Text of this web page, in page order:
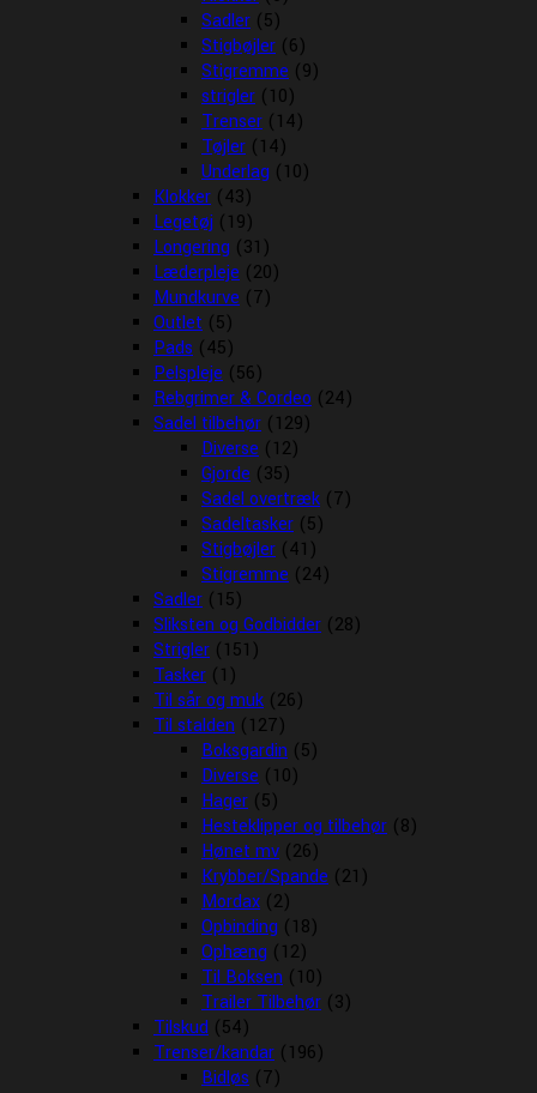
Sadler (5)
Stigbøjler (6)
Stigremme (9)
strigler (10)
Trenser (14)
Tøjler (14)
Underlag (10)
Klokker (43)
Legetøj (19)
Longering (31)
Læderpleje (20)
Mundkurve (7)
Outlet (5)
Pads (45)
Pelspleje (56)
Rebgrimer & Cordeo (24)
Sadel tilbehør (129)
Diverse (12)
Gjorde (35)
Sadel overtræk (7)
Sadeltasker (5)
Stigbøjler (41)
Stigremme (24)
Sadler (15)
Sliksten og Godbidder (28)
Strigler (151)
Tasker (1)
Til sår og muk (26)
Til stalden (127)
Boksgardin (5)
Diverse (10)
Hager (5)
Hesteklipper og tilbehør (8)
Hønet mv (26)
Krybber/Spande (21)
Mordax (2)
Opbinding (18)
Ophæng (12)
Til Boksen (10)
Trailer Tilbehør (3)
Tilskud (54)
Trenser/kandar (196)
Bidløs (7)